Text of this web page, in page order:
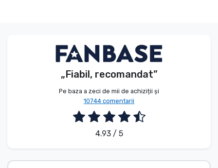
„Fiabil, recomandat”
Pe baza a zeci de mii de achiziții și
10744 comentarii
4.93 / 5